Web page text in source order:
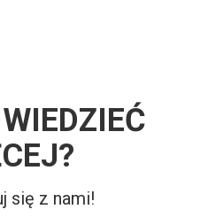
się z nami!